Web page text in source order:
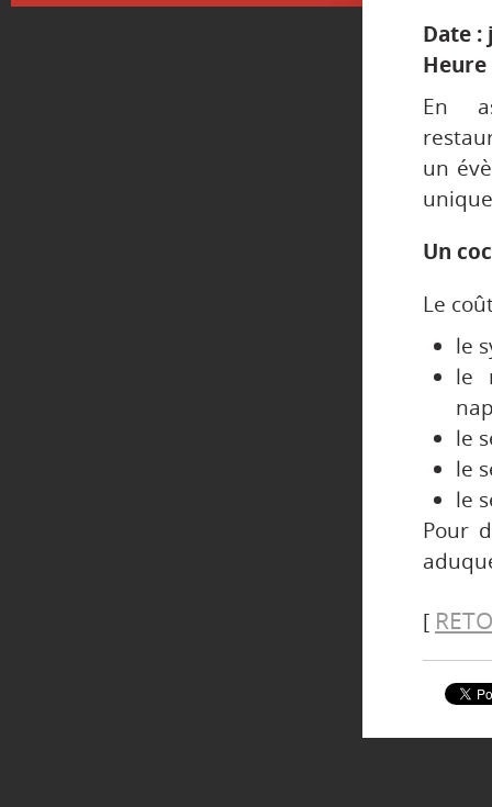
Date :
Heure
En
un
Un
Le
le
le
le
le
le
Pour
[